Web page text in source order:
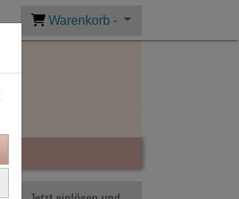
Warenkorb -